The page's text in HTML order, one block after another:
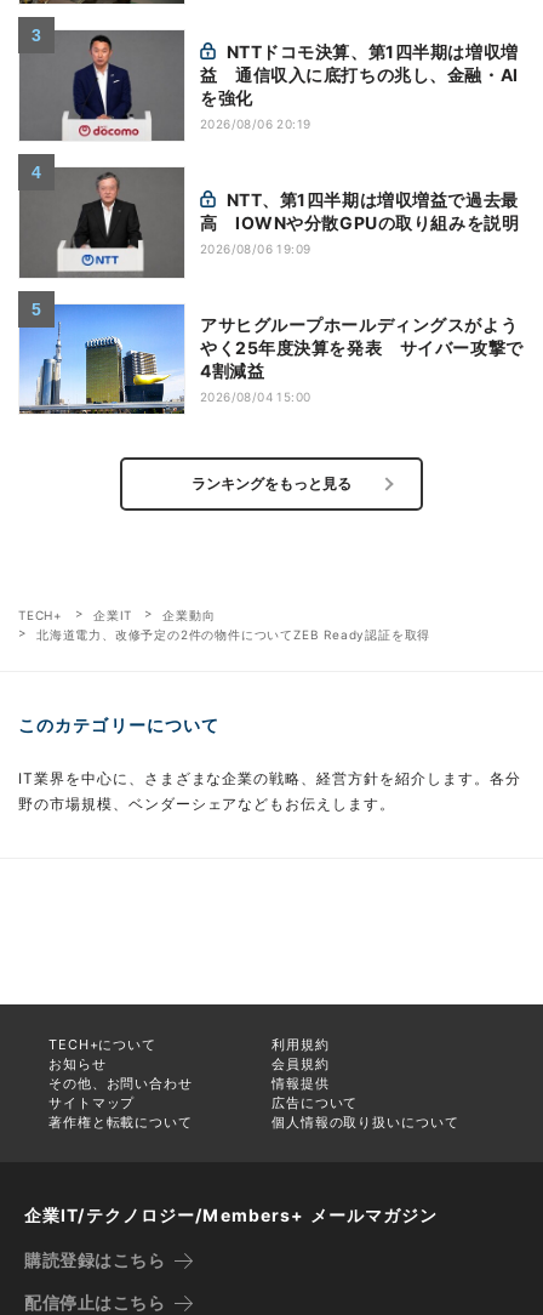
益 通信収入に底打ちの兆し、金融・AI
を強化
2026/08/06 20:19
高 IOWNや分散GPUの取り組みを説明
2026/08/06 19:09
アサヒグループホールディングスがよう
やく25年度決算を発表 サイバー攻撃で
4割減益
2026/08/04 15:00
ランキングをもっと見る
TECH+ 企業IT
企業動向
北海道電力、改修予定の2件の物件についてZEB Ready認証を取得
このカテゴリーについて
IT業界を中心に、さまざまな企業の戦略、経営方針を紹介します。各分
野の市場規模、ベンダーシェアなどもお伝えします。
TECH+について
利用規約
お知らせ
会員規約
その他、お問い合わせ
情報提供
サイトマップ
広告について
著作権と転載について
個人情報の取り扱いについて
企業IT/テクノロジー/Members+ メールマガジン
購読登録はこちら
配信停止はこちら